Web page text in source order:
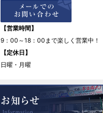
【営業時間】
9：00～18：00まで楽しく営業中！
【定休日】
日曜・月曜